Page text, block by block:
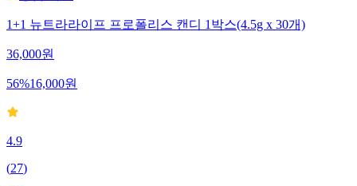
1+1 뉴트라라이프 프로폴리스 캔디 1박스(4.5g x 30개)
36,000원
56%16,000원
4.9
(27)